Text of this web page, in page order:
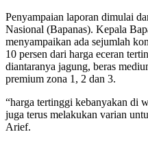
Penyampaian laporan dimulai
Nasional (Bapanas). Kepala
menyampaikan ada sejumlah
10 persen dari harga eceran
diantaranya jagung, beras
premium zona 1, 2 dan 3.
“harga tertinggi kebanyakan di
juga terus melakukan varian
Arief.